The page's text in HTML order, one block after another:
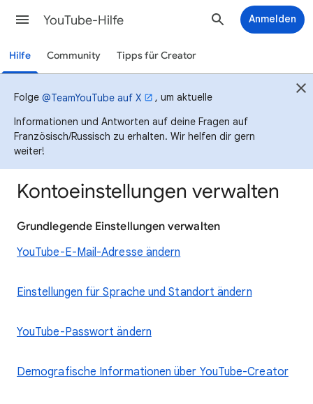
YouTube-Hilfe Anmelden
Hilfe Community Tipps für Creator
Folge @TeamYouTube auf X
, um aktuelle
Informationen und Antworten auf deine Fragen auf
Französisch/Russisch zu erhalten. Wir helfen dir gern
weiter!
Kontoeinstellungen verwalten
Grundlegende Einstellungen verwalten
YouTube-E-Mail-Adresse ändern
Einstellungen für Sprache und Standort ändern
YouTube-Passwort ändern
Demografische Informationen über YouTube-Creator